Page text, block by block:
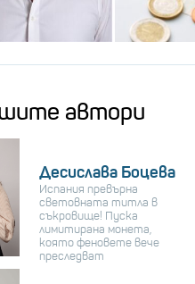
автори
Десислава Боцева
Испания превърна
световната титла в
съкровище! Пуска
лимитирана монета,
която феновете вече
преследват